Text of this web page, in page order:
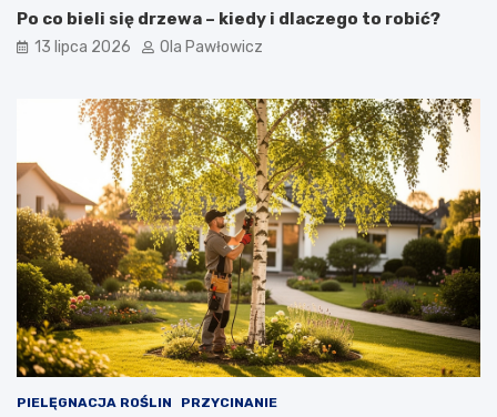
Po co bieli się drzewa – kiedy i dlaczego to robić?
13 lipca 2026 Ola Pawłowicz
PIELĘGNACJA ROŚLIN PRZYCINANIE